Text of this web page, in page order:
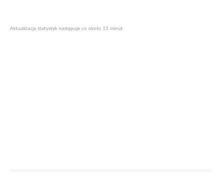
Aktualizacja statystyk następuje co około 15 minut.